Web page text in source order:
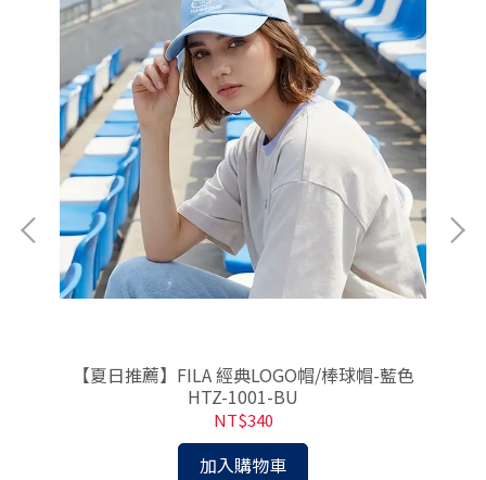
【夏日推薦】FILA 經典LOGO帽/棒球帽-藍色
HTZ-1001-BU
NT$340
加入購物車